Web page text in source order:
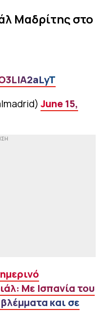
Μαδρίτης στο
June 15,
Με Ισπανία του
και σε